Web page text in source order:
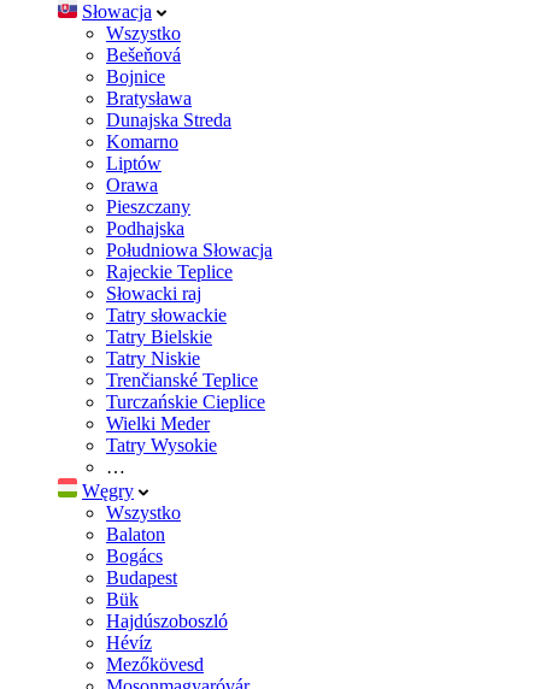
Słowacja
Wszystko
Bešeňová
Bojnice
Bratysława
Dunajska Streda
Komarno
Liptów
Orawa
Pieszczany
Podhajska
Południowa Słowacja
Rajeckie Teplice
Słowacki raj
Tatry słowackie
Tatry Bielskie
Tatry Niskie
Trenčianské Teplice
Turczańskie Cieplice
Wielki Meder
Tatry Wysokie
…
Węgry
Wszystko
Balaton
Bogács
Budapest
Bük
Hajdúszoboszló
Hévíz
Mezőkövesd